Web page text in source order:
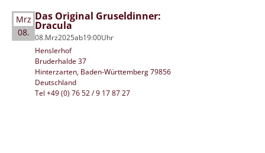
Mrz
08.
Das Original Gruseldinner:
Dracula
08.Mrz2025ab19:00Uhr
Henslerhof
Bruderhalde 37
Hinterzarten, Baden-Württemberg 79856
Deutschland
Tel +49 (0) 76 52 / 9 17 87 27